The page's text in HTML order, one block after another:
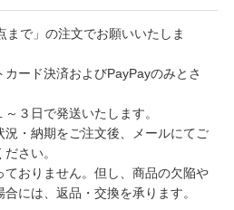
まで」の注文でお願いいたしま
ード決済およびPayPayのみとさ
３日で発送いたします。
・納期をご注文後、メールにてご
さい。
おりません。但し、商品の欠陥や
には、返品・交換を承ります。